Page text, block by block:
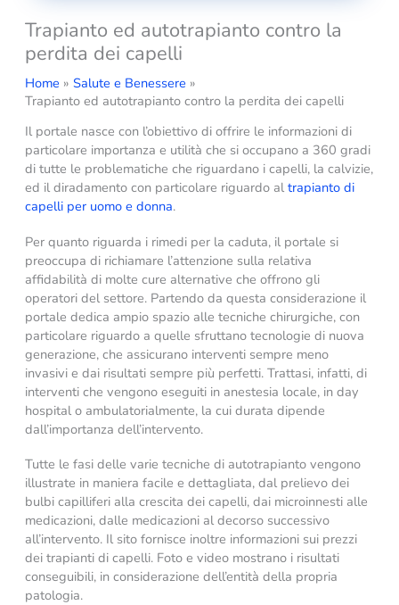
Trapianto ed autotrapianto contro la
perdita dei capelli
Home
Salute e Benessere
Trapianto ed autotrapianto contro la perdita dei capelli
Il portale nasce con l’obiettivo di offrire le informazioni di
particolare importanza e utilità che si occupano a 360 gradi
di tutte le problematiche che riguardano i capelli, la calvizie,
ed il diradamento con particolare riguardo al trapianto di
capelli per uomo e donna.
Per quanto riguarda i rimedi per la caduta, il portale si
preoccupa di richiamare l’attenzione sulla relativa
affidabilità di molte cure alternative che offrono gli
operatori del settore. Partendo da questa considerazione il
portale dedica ampio spazio alle tecniche chirurgiche, con
particolare riguardo a quelle sfruttano tecnologie di nuova
generazione, che assicurano interventi sempre meno
invasivi e dai risultati sempre più perfetti. Trattasi, infatti, di
interventi che vengono eseguiti in anestesia locale, in day
hospital o ambulatorialmente, la cui durata dipende
dall’importanza dell’intervento.
Tutte le fasi delle varie tecniche di autotrapianto vengono
illustrate in maniera facile e dettagliata, dal prelievo dei
bulbi capilliferi alla crescita dei capelli, dai microinnesti alle
medicazioni, dalle medicazioni al decorso successivo
all’intervento. Il sito fornisce inoltre informazioni sui prezzi
dei trapianti di capelli. Foto e video mostrano i risultati
conseguibili, in considerazione dell’entità della propria
patologia.